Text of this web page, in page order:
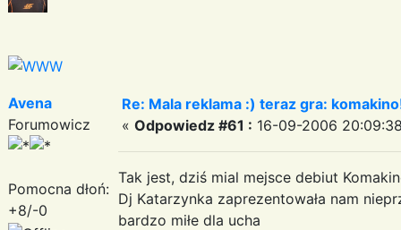
Avena
Forumowicz
Pomocna dłoń:
+8/-0
Re: Mala reklama :) teraz gra:
« Odpowiedz #61 : 16-09-2006
Tak jest, dziś mial mejsce debiut
Dj Katarzynka zaprezentowała nam
bardzo miłe dla ucha